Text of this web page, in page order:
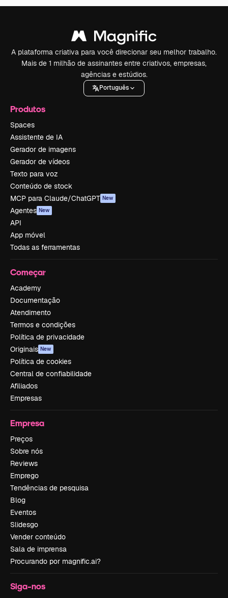
A plataforma criativa para você direcionar seu melhor trabalho.
Mais de 1 milhão de assinantes entre criativos, empresas,
agências e estúdios.
Português
Produtos
Spaces
Assistente de IA
Gerador de imagens
Gerador de vídeos
Texto para voz
Conteúdo de stock
MCP para Claude/ChatGPT New
Agentes New
API
App móvel
Todas as ferramentas
Começar
Academy
Documentação
Atendimento
Termos e condições
Política de privacidade
Originais New
Política de cookies
Central de confiabilidade
Afiliados
Empresas
Empresa
Preços
Sobre nós
Reviews
Emprego
Tendências de pesquisa
Blog
Eventos
Slidesgo
Vender conteúdo
Sala de imprensa
Procurando por magnific.ai?
Siga-nos